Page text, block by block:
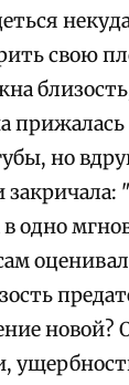
свою
но
одно
новой?